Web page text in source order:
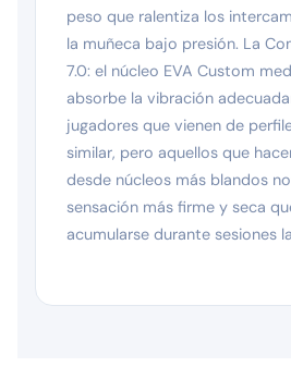
peso que ralentiza los
la muñeca bajo presión. La
7.0: el núcleo EVA Custom
absorbe la vibración
jugadores que vienen de
similar, pero aquellos que
desde núcleos más blandos
sensación más firme y seca
acumularse durante sesiones